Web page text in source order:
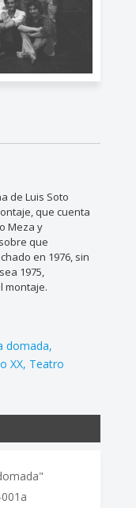
de Luis Soto
que cuenta
Meza y
que
en 1976, sin
1975,
montaje.
domada
XX Teatro